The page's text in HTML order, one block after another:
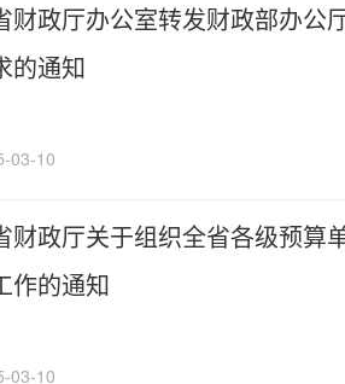
财政厅办公室转发财政部办公
的通知
03-10
财政厅关于组织全省各级预算
作的通知
03-10